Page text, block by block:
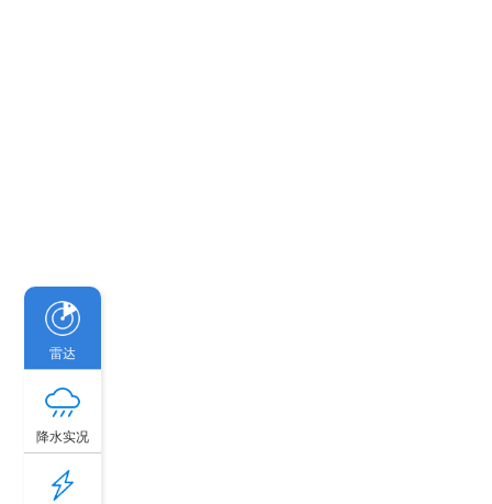
雷达
降水实况